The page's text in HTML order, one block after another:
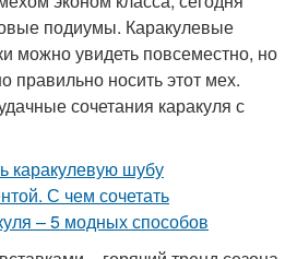
подиумы. Каракулевые
можно увидеть повсеместно, но
правильно носить этот мех.
сочетания каракуля с